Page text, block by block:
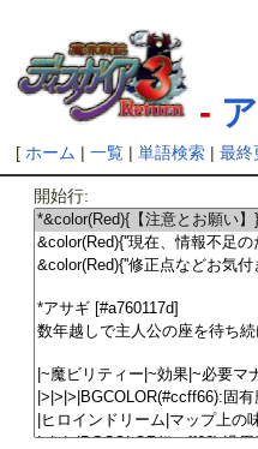
-
[ ホーム |一覧 |単語検索 |最終
開始行: